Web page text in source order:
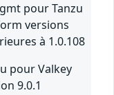
pour Tanzu
versions
à 1.0.108
pour Valkey
9.0.1